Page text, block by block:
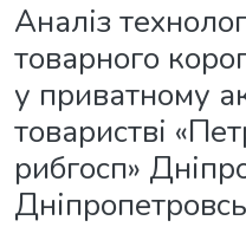
Аналіз
товарного
у приватному
товаристві
рибгосп»